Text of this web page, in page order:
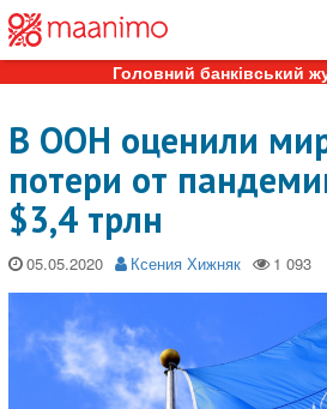
Головний банківський
В ООН оценили
потери от
$3,4 трлн
05.05.2020 Ксения Хижняк